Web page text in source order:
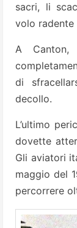
sacri, li
volo
A
di
decollo.
L’ultimo
dovette
Gli aviatori
maggio del
percorrere